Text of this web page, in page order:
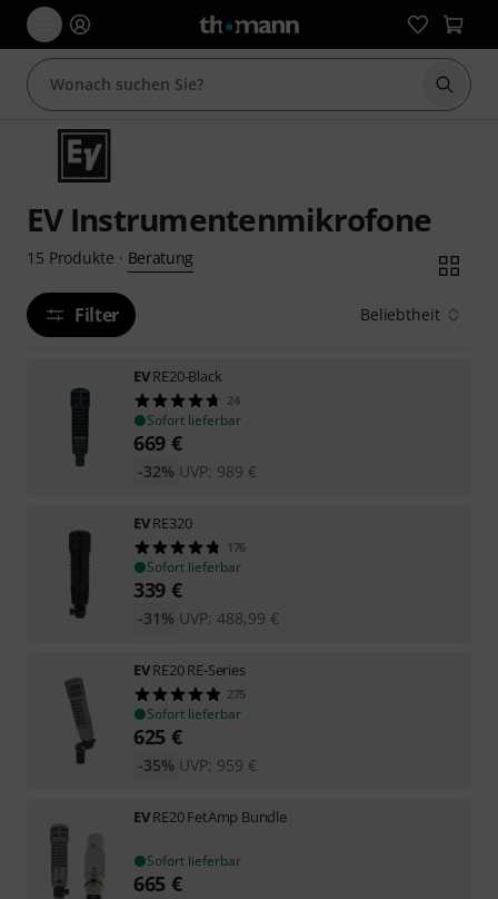
Suche
EV Instrumentenmikrofone
15 Produkte · Beratung
Filter Beliebtheit
EVRE20-Black
24
Sofort lieferbar
669 €
UVP: 989 €
-32%
EVRE320
176
Sofort lieferbar
339 €
UVP: 488,99 €
-31%
EVRE20 RE-Series
275
Sofort lieferbar
625 €
UVP: 959 €
-35%
EVRE20 FetAmp Bundle
Sofort lieferbar
665 €